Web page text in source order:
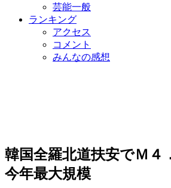
芸能一般
ランキング
アクセス
コメント
みんなの感想
韓国全羅北道扶安でＭ
今年最大規模